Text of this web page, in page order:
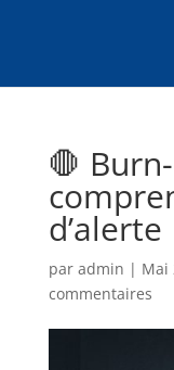
🛑
d’alerte
par admin | Mai
commentaires